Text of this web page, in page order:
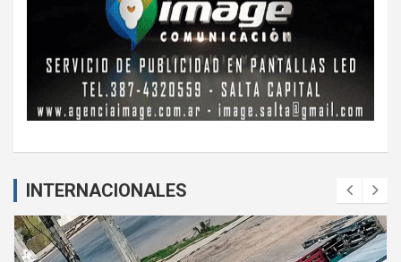
INTERNACIONALES